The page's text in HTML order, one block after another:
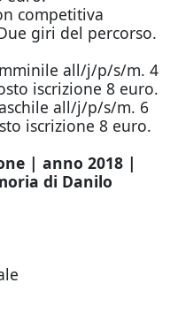
competitiva
giri del percorso.
all/j/p/s/m. 4
iscrizione 8 euro.
all/j/p/s/m. 6
iscrizione 8 euro.
| anno 2018 |
di Danilo